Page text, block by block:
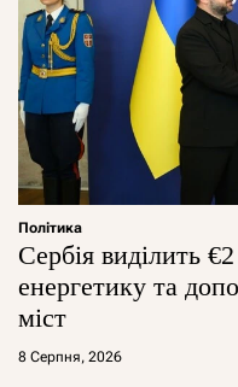
Політика
Сербія виділить
енергетику та
міст
8 Серпня, 2026